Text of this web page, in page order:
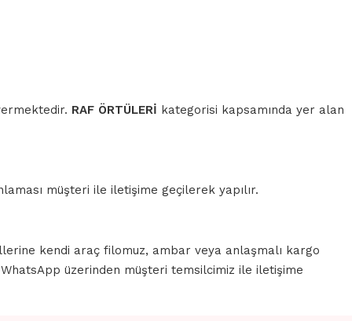
RAF ÖRTÜLERİ kategorisi kapsamında yer alan
müşteri ile iletişime geçilerek yapılır.
kendi araç filomuz, ambar veya anlaşmalı kargo
üzerinden müşteri temsilcimiz ile iletişime